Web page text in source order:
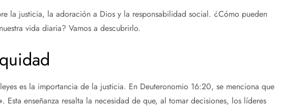
la justicia, la adoración a Dios y la responsabilidad social. ¿Cómo pueden
vida diaria? Vamos a descubrirlo.
es la importancia de la justicia. En Deuteronomio 16:20, se menciona que
Esta enseñanza resalta la necesidad de que, al tomar decisiones, los líderes